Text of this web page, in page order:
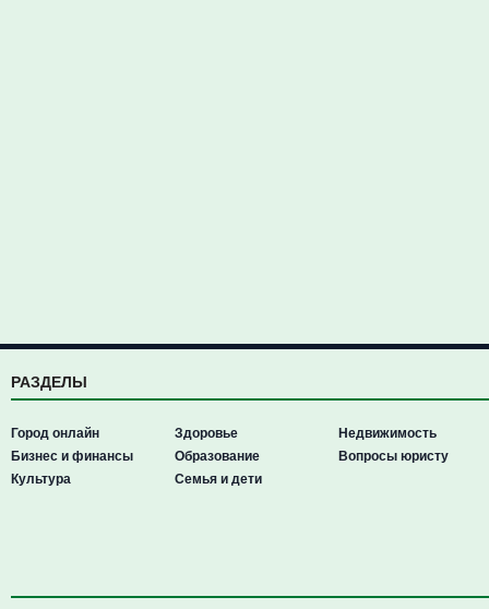
РАЗДЕЛЫ
Город онлайн
Бизнес и финансы
Культура
Здоровье
Образование
Семья и дети
Недвижимость
Вопросы юристу